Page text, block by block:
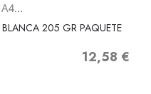
205 GR PAQUETE
Precio
12,58 €